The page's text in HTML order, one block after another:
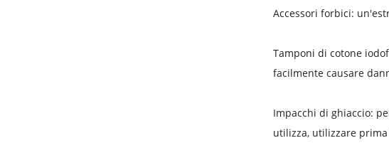
Accessori forbici:
Tamponi di cotone
facilmente causare
Impacchi di ghiaccio:
utilizza, utilizzare